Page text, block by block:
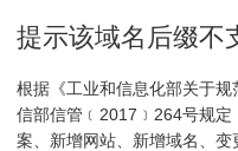
提示该域名后缀不
根据《工业和信息化部关于
信部信管﹝2017﹞264号规
案、新增网站、新增域名、